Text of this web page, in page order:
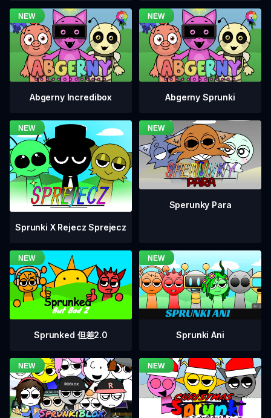
Abgerny Incredibox Abgerny Sprunki
Sprunki X Rejecz Sprejecz
Sperunky Para
Sprunked 但差2.0 Sprunki Ani